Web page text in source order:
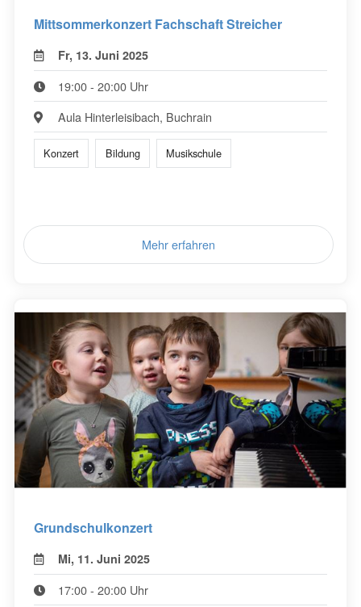
Mittsommerkonzert Fachschaft Streicher
Fr, 13. Juni 2025
19:00 - 20:00 Uhr
Aula Hinterleisibach, Buchrain
Konzert Bildung Musikschule
Mehr erfahren
Grundschulkonzert
Mi, 11. Juni 2025
17:00 - 20:00 Uhr